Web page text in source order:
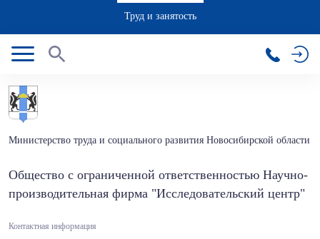
Труд и занятость
Министерство труда и социального развития Новосибирской области
Общество с ограниченной ответственностью Научно-
производительная фирма "Исследовательский центр"
Контактная информация